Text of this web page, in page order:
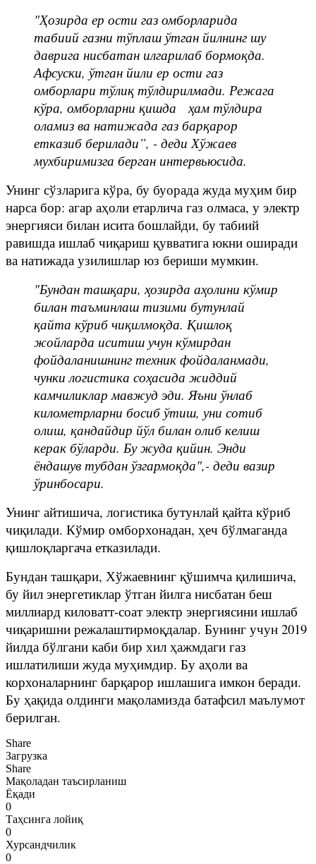
"Ҳозирда ер ости газ омборларида
табиий газни тўплаш ўтган йилнинг шу
даврига нисбатан илгарилаб бормоқда.
Афсуски, ўтган йили ер ости газ
омборлари тўлиқ тўлдирилмади. Режага
кўра, омборларни қишда ҳам тўлдира
оламиз ва натижада газ барқарор
етказиб берилади”, - деди Хўжаев
мухбиримизга берган интервьюсида.
Унинг сўзларига кўра, бу буорада жуда муҳим бир
нарса бор: агар аҳоли етарлича газ олмаса, у электр
энергияси билан исита бошлайди, бу табиий
равишда ишлаб чиқариш қувватига юкни оширади
ва натижада узилишлар юз бериши мумкин.
"Бундан ташқари, ҳозирда аҳолини кўмир
билан таъминлаш тизими бутунлай
қайта кўриб чиқилмоқда. Қишлоқ
жойларда иситиш учун кўмирдан
фойдаланишнинг техник фойдаланмади,
чунки логистика соҳасида жиддий
камчиликлар мавжуд эди. Яъни ўнлаб
километрларни босиб ўтиш, уни сотиб
олиш, қандайдир йўл билан олиб келиш
керак бўларди. Бу жуда қийин. Энди
ёндашув тубдан ўзгармоқда",- деди вазир
ўринбосари.
Унинг айтишича, логистика бутунлай қайта кўриб
чиқилади. Кўмир омборхонадан, ҳеч бўлмаганда
қишлоқларгача етказилади.
Бундан ташқари, Хўжаевнинг қўшимча қилишича,
бу йил энергетиклар ўтган йилга нисбатан беш
миллиард киловатт-соат электр энергиясини ишлаб
чиқаришни режалаштирмоқдалар. Бунинг учун 2019
йилда бўлгани каби бир хил ҳажмдаги газ
ишлатилиши жуда муҳимдир. Бу аҳоли ва
корхоналарнинг барқарор ишлашига имкон беради.
Бу ҳақида олдинги мақоламизда батафсил маълумот
берилган.
Share
Загрузка
Share
Мақоладан таъсирланиш
Ёқади
0
Таҳсинга лойиқ
0
Хурсандчилик
0